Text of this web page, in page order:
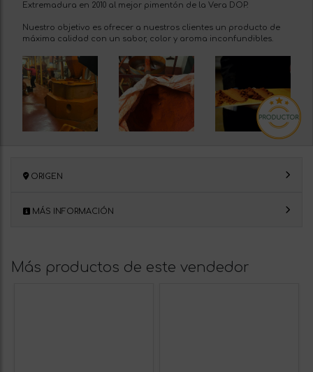
Extremadura en 2010 al mejor pimentón de la Vera DOP.
Nuestro objetivo es ofrecer a nuestros clientes un producto de
máxima calidad con un sabor, color y aroma inconfundibles.
ORIGEN
MÁS INFORMACIÓN
Más productos de este vendedor